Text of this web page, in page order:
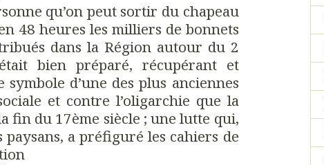
qu’on peut sortir du chapeau
48 heures les milliers de bonnets
dans la Région autour du 2
bien préparé, récupérant et
symbole d’une des plus anciennes
et contre l’oligarchie que la
fin du 17ème siècle ; une lutte qui,
paysans, a préfiguré les cahiers de